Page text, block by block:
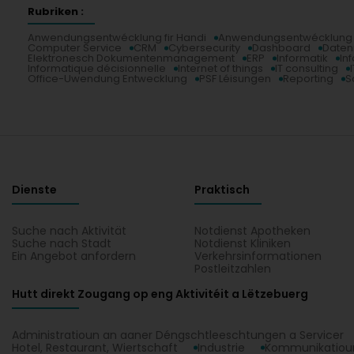
Rubriken :
Anwendungsentwécklung fir Handi
Computer Service CRM Cybersecurity Dashboard
Elektronesch Dokumentenmanagement ERP Informatik
Informatique décisionnelle Internet of things IT consulting
Office-Uwendung Entwecklung PSF Léisungen Reporting
Dienste
Suche nach Aktivität
Suche nach Stadt
Ein Angebot anfordern
Praktisch
Notdienst Apotheken
Notdienst Kliniken
Verkehrsinformationen
Postleitzahlen
Hutt direkt Zougang op eng Aktivitéit a Lëtzebuerg
Administratioun an aaner Déngschtleeschtungen a Servicer
Hotel, Restaurant, Wiertschaft
Industrie